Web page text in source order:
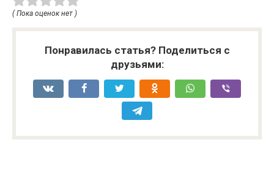
( Пока оценок нет )
Понравилась статья? Поделиться с
друзьями: